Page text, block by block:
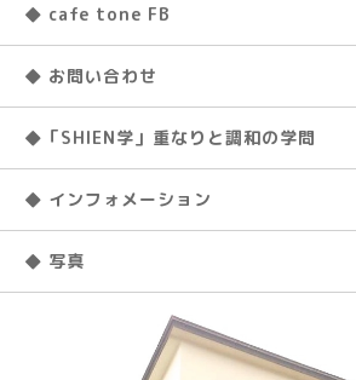
◆ cafe tone FB
◆ お問い合わせ
◆「SHIEN学」重なりと調和の学問
◆ インフォメーション
◆ 写真